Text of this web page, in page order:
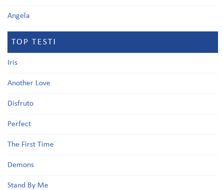
Angela
TOP TESTI
Iris
Another Love
Disfruto
Perfect
The First Time
Demons
Stand By Me